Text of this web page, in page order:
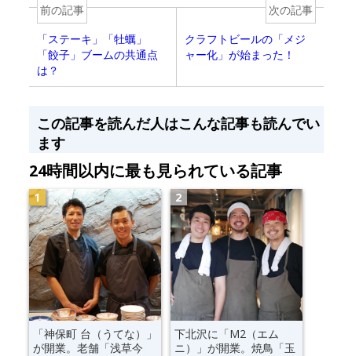
前の記事
「ステーキ」「牡蠣」
「餃子」ブームの共通点
は？
次の記事
クラフトビールの「メジ
ャー化」が始まった！
この記事を読んだ人はこんな記事も読んでい
ます
24時間以内に最も見られている記事
「神保町 台（うてな）」
が開業。老舗「浅草今
下北沢に「M2（エム
ニ）」が開業。焼鳥「玉